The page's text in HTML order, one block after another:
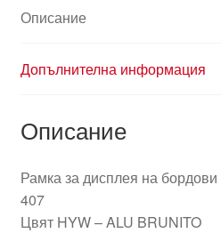
8265S9
Описание
Допълнителна информация
Описание
Рамка за дисплея на
407
Цвят HYW – ALU BRUNITO